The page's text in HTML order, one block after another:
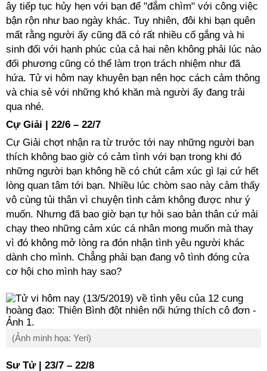
ây tiếp tục hủy hẹn với bạn để "đắm chìm" với công việc
bận rộn như bao ngày khác. Tuy nhiên, đôi khi bạn quên
mất rằng người ấy cũng đã có rất nhiều cố gắng và hi
sinh đối với hạnh phúc của cả hai nên không phải lúc nào
đối phương cũng có thể làm trọn trách nhiệm như đã
hứa. Tử vi hôm nay khuyên bạn nên học cách cảm thông
và chia sẻ với những khó khăn mà người ấy đang trải
qua nhé.
Cự Giải | 22/6 – 22/7
Cự Giải chợt nhận ra từ trước tới nay những người bạn
thích không bao giờ có cảm tình với bạn trong khi đó
những người bạn không hề có chút cảm xúc gì lại cứ hết
lòng quan tâm tới bạn. Nhiều lúc chòm sao này cảm thấy
vô cùng tủi thân vì chuyện tình cảm không được như ý
muốn. Nhưng đã bao giờ bạn tự hỏi sao bản thân cứ mải
chạy theo những cảm xúc cá nhân mong muốn mà thay
vì đó không mở lòng ra đón nhận tình yêu người khác
dành cho mình. Chẳng phải bạn đang vô tình đóng cửa
cơ hội cho mình hay sao?
(Ảnh minh họa: Yeri)
Sư Tử | 23/7 – 22/8